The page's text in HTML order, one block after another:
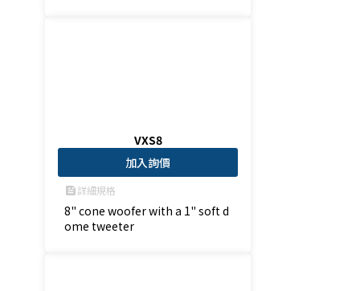
VXS8
加入詢價
feed詳細規格
8" cone woofer with a 1" soft d
ome tweeter